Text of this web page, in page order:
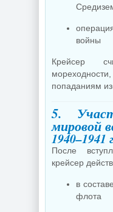
войны
Крейсер
попаданиям
5.
мировой
1940–1941
После
крейсер
в
флота